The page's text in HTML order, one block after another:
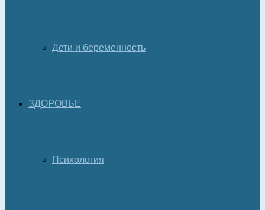
Дети и беременность
ЗДОРОВЬЕ
Психология